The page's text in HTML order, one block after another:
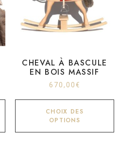
CHEVAL À BASCULE
EN BOIS MASSIF
670,00€
CHOIX DES
OPTIONS